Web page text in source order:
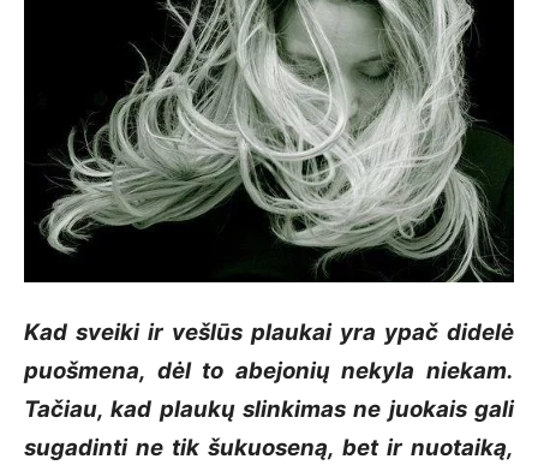
Kad sveiki ir vešlūs plaukai yra ypač didelė
puošmena, dėl to abejonių nekyla niekam.
Tačiau, kad plaukų slinkimas ne juokais gali
sugadinti ne tik šukuoseną, bet ir nuotaiką,